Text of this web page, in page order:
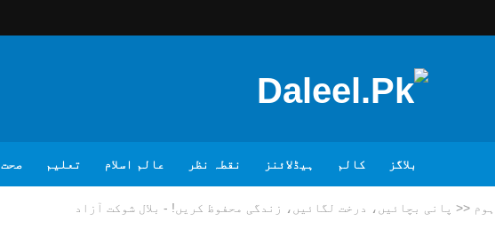
بلاگز کالم ہیڈلائنز نقطہ نظر عالم اسلام تعلیم صحت
ہوم << پانی بچائیں، درخت لگائیں، زندگی محفوظ کریں! - بلال شوکت آزاد